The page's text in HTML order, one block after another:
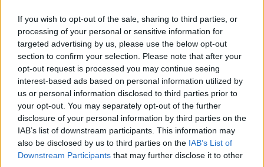
If you wish to opt-out of the sale, sharing to third parties, or
processing of your personal or sensitive information for
targeted advertising by us, please use the below opt-out
section to confirm your selection. Please note that after your
opt-out request is processed you may continue seeing
interest-based ads based on personal information utilized by
us or personal information disclosed to third parties prior to
your opt-out. You may separately opt-out of the further
disclosure of your personal information by third parties on the
IAB’s list of downstream participants. This information may
also be disclosed by us to third parties on the IAB’s List of
Downstream Participants that may further disclose it to other
szépen lenyomták, a kereskedést végül 1,3-os
mínuszban fejezte be, ezzel a régióban a
leggyengébb teljesítményt mutatta.
Optimista hangulatban indult a hét első napja a tőzsdéken,
annak örömére, hogy az Európai Unió 100 milliárd eurót
szán a spanyol bankrendszer megerősítésére. Ez egyébként
nagyobb összeg lenne, mint amekkora potenciális
tőkehiányról az eddig megjelent elemzések szóltak, így
egyfajta nyugtató üzenetet jelentett a piacok számára. A
jókedvet emellett a hétvégén megjelent...